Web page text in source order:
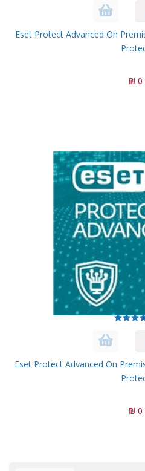
Eset Protect Advanced On
0 ₪
Eset Protect Advanced On
0 ₪